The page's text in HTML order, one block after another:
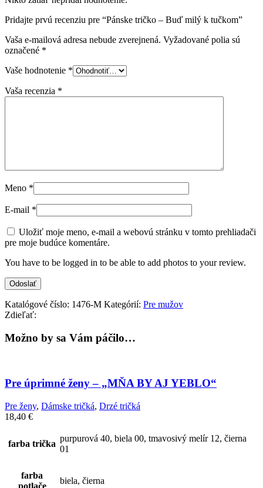
Pridajte prvú recenziu pre “Pánske tričko – Buď milý k tučkom”
Vaša e-mailová adresa nebude zverejnená. Vyžadované polia sú
označené *
Vaše hodnotenie *
Vaša recenzia *
Meno *
E-mail *
Uložiť moje meno, e-mail a webovú stránku v tomto prehliadači
pre moje budúce komentáre.
You have to be logged in to be able to add photos to your review.
Katalógové číslo: 1476-M Kategórií: Pre mužov
Zdieľať:
Možno by sa Vám páčilo…
Pre úprimné ženy – „MŇA BY AJ YEBLO“
Pre ženy, Dámske tričká, Drzé tričká
18,40 €
farba trička
purpurová 40, biela 00, tmavosivý melír 12, čierna
01
farba
biela, čierna